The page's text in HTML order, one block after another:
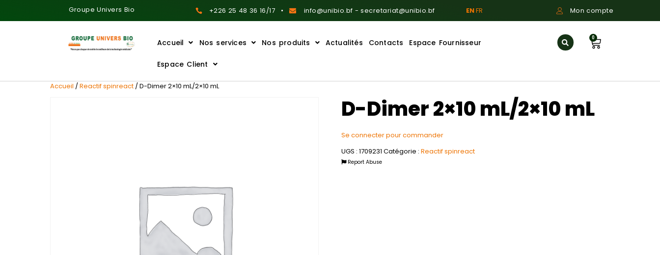
Groupe Univers Bio +226 25 48 36 16/17 info@unibio.bf - secretariat@unibio.bf ENFR Mon compte
Accueil Nos services Nos produits Actualités Contacts Espace Fournisseur
Espace Client
0
Accueil /Reactif spinreact / D-Dimer 2×10 mL/2×10 mL
D-Dimer 2×10 mL/2×10 mL
Se connecter pour commander
UGS : 1709231 Catégorie : Reactif spinreact
Report Abuse